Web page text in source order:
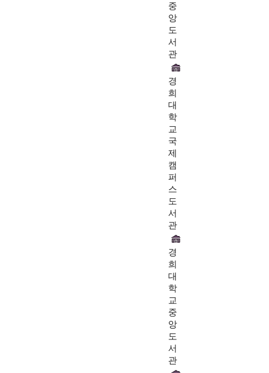
중
앙
도
서
관
경
희
대
학
교
국
제
캠
퍼
스
도
서
관
경
희
대
학
교
중
앙
도
서
관